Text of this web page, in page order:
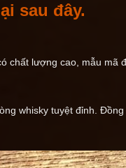
sau đây.
chất lượng cao, mẫu mã
whisky tuyệt đỉnh.